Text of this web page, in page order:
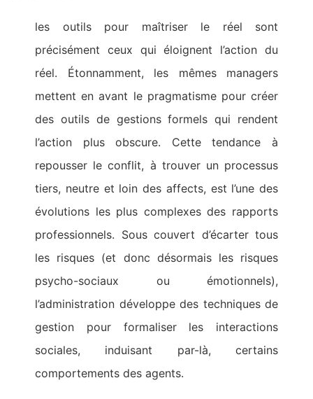
les outils pour maîtriser le réel sont
précisément ceux qui éloignent l’action du
réel. Étonnamment, les mêmes managers
mettent en avant le pragmatisme pour créer
des outils de gestions formels qui rendent
l’action plus obscure. Cette tendance à
repousser le conflit, à trouver un processus
tiers, neutre et loin des affects, est l’une des
évolutions les plus complexes des rapports
professionnels. Sous couvert d’écarter tous
les risques (et donc désormais les risques
psycho-sociaux ou émotionnels),
l’administration développe des techniques de
gestion pour formaliser les interactions
sociales, induisant par-là, certains
comportements des agents.